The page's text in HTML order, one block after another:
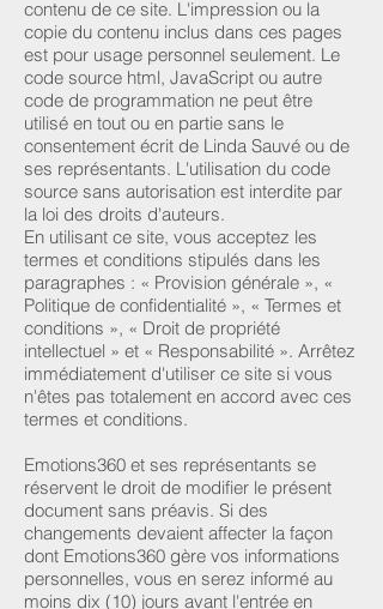
contenu de ce site. L'impression ou la
copie du contenu inclus dans ces pages
est pour usage personnel seulement. Le
code source html, JavaScript ou autre
code de programmation ne peut être
utilisé en tout ou en partie sans le
consentement écrit de Linda Sauvé ou de
ses représentants. L'utilisation du code
source sans autorisation est interdite par
la loi des droits d'auteurs.
En utilisant ce site, vous acceptez les
termes et conditions stipulés dans les
paragraphes : « Provision générale », «
Politique de confidentialité », « Termes et
conditions », « Droit de propriété
intellectuel » et « Responsabilité ». Arrêtez
immédiatement d'utiliser ce site si vous
n'êtes pas totalement en accord avec ces
termes et conditions.
Emotions360 et ses représentants se
réservent le droit de modifier le présent
document sans préavis. Si des
changements devaient affecter la façon
dont Emotions360 gère vos informations
personnelles, vous en serez informé au
moins dix (10) jours avant l'entrée en